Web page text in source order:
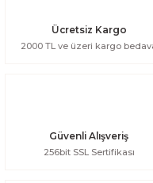
Ücretsiz Kargo
2000 TL ve üzeri kargo
Güvenli Alışveriş
256bit SSL Sertifikası